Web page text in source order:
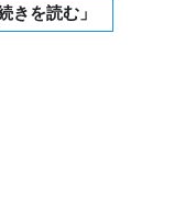
続きを読む」